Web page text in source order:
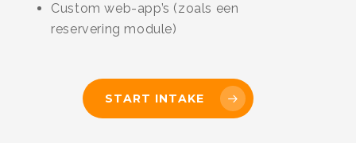
Custom web-app’s (zoals een
reservering module)
START INTAKE